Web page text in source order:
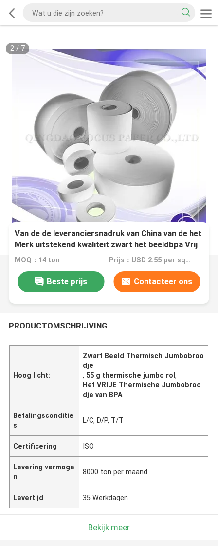
3/ 7
Van de de leveranciersnadruk van China van de het
Merk uitstekend kwaliteit zwart het beeldbpa Vrij
55g Thermisch Jumbobroodje
MOQ：14 ton Prijs：USD 2.55 per square meter
Beste prijs Contacteer ons
PRODUCTOMSCHRIJVING
Hoog licht:
Zwart Beeld Thermisch Jumbobroo
dje
, 55 g thermische jumbo rol,
Het VRIJE Thermische Jumbobroo
dje van BPA
Betalingsconditie
s
L/C, D/P, T/T
Certificering ISO
Levering vermoge
n
8000 ton per maand
Levertijd 35 Werkdagen
Bekijk meer